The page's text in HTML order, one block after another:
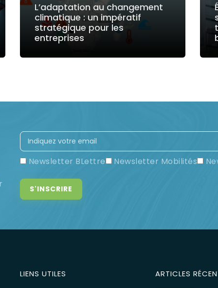
L’adaptation au changement
climatique : un impératif
stratégique pour les
entreprises
Newsletter BLettre Newsletter Mobilités
LIENS UTILES ARTICLES